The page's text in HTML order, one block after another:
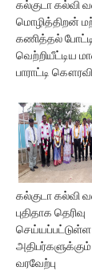
கல்குடா கல்வி
மொழித்திறன்
கணித்தல்
வெற்றியீட்டிய
பாராட்டி
கல்குடா கல்வி
புதிதாக தெரிவு
செய்யப்பட்டுள்ள
வரவேற்பு